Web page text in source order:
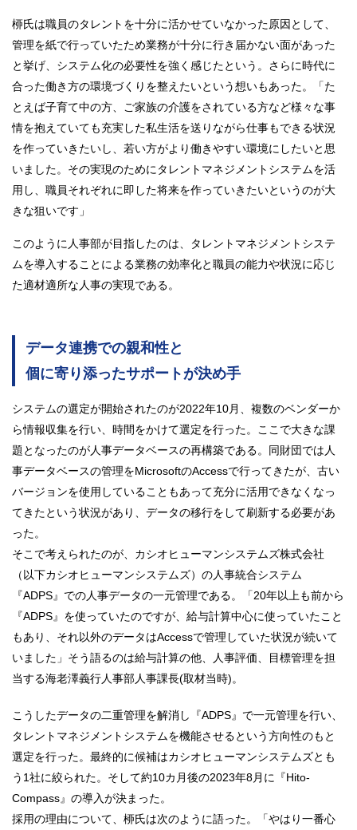
桺氏は職員のタレントを十分に活かせていなかった原因として、
管理を紙で行っていたため業務が十分に行き届かない面があった
と挙げ、システム化の必要性を強く感じたという。さらに時代に
合った働き方の環境づくりを整えたいという想いもあった。「た
とえば子育て中の方、ご家族の介護をされている方など様々な事
情を抱えていても充実した私生活を送りながら仕事もできる状況
を作っていきたいし、若い方がより働きやすい環境にしたいと思
いました。その実現のためにタレントマネジメントシステムを活
用し、職員それぞれに即した将来を作っていきたいというのが大
きな狙いです」
このように人事部が目指したのは、タレントマネジメントシステ
ムを導入することによる業務の効率化と職員の能力や状況に応じ
た適材適所な人事の実現である。
データ連携での親和性と
個に寄り添ったサポートが決め手
システムの選定が開始されたのが2022年10月、複数のベンダーか
ら情報収集を行い、時間をかけて選定を行った。ここで大きな課
題となったのが人事データベースの再構築である。同財団では人
事データベースの管理をMicrosoftのAccessで行ってきたが、古い
バージョンを使用していることもあって充分に活用できなくなっ
てきたという状況があり、データの移行をして刷新する必要があ
った。
そこで考えられたのが、カシオヒューマンシステムズ株式会社
（以下カシオヒューマンシステムズ）の人事統合システム
『ADPS』での人事データの一元管理である。「20年以上も前から
『ADPS』を使っていたのですが、給与計算中心に使っていたこと
もあり、それ以外のデータはAccessで管理していた状況が続いて
いました」そう語るのは給与計算の他、人事評価、目標管理を担
当する海老澤義行人事部人事課長(取材当時)。
こうしたデータの二重管理を解消し『ADPS』で一元管理を行い、
タレントマネジメントシステムを機能させるという方向性のもと
選定を行った。最終的に候補はカシオヒューマンシステムズとも
う1社に絞られた。そして約10カ月後の2023年8月に『Hito-
Compass』の導入が決まった。
採用の理由について、桺氏は次のように語った。「やはり一番心